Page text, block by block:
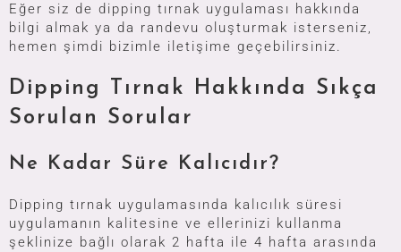
Eğer siz de dipping tırnak uygulaması hakkında
bilgi almak ya da randevu oluşturmak isterseniz,
hemen şimdi bizimle iletişime geçebilirsiniz.
Dipping Tırnak Hakkında Sıkça
Sorulan Sorular
Ne Kadar Süre Kalıcıdır?
Dipping tırnak uygulamasında kalıcılık süresi
uygulamanın kalitesine ve ellerinizi kullanma
şeklinize bağlı olarak 2 hafta ile 4 hafta arasında